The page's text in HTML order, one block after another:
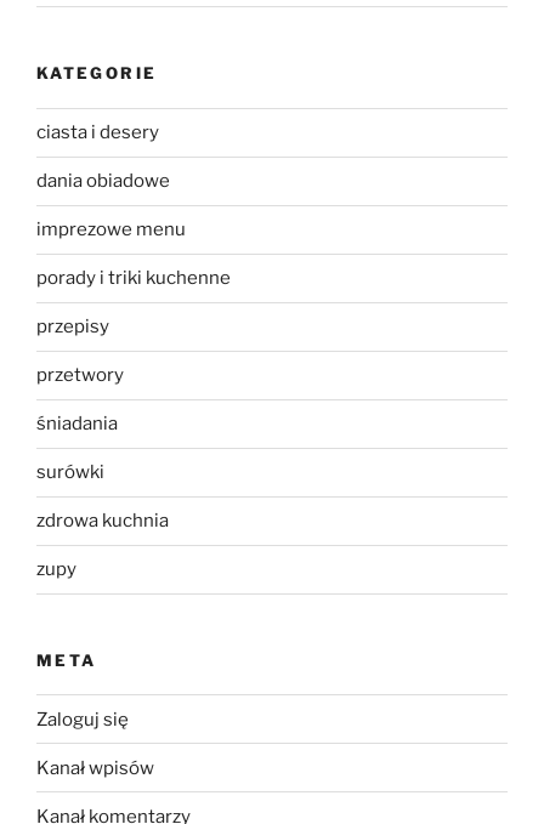
KATEGORIE
ciasta i desery
dania obiadowe
imprezowe menu
porady i triki kuchenne
przepisy
przetwory
śniadania
surówki
zdrowa kuchnia
zupy
META
Zaloguj się
Kanał wpisów
Kanał komentarzy